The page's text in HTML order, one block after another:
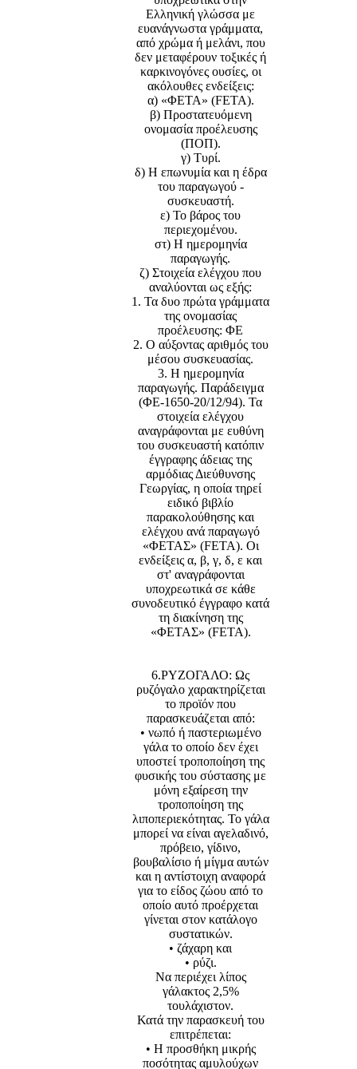
Ελληνική γλώσσα με
ευανάγνωστα γράμματα,
από χρώμα ή μελάνι, που
δεν μεταφέρουν τοξικές ή
καρκινογόνες ουσίες, οι
ακόλουθες ενδείξεις:
α) «ΦΕΤΑ» (FETA).
β) Προστατευόμενη
ονομασία προέλευσης
(ΠΟΠ).
γ) Τυρί.
δ) Η επωνυμία και η έδρα
του παραγωγού -
συσκευαστή.
ε) Το βάρος του
περιεχομένου.
στ) Η ημερομηνία
παραγωγής.
ζ) Στοιχεία ελέγχου που
αναλύονται ως εξής:
1. Τα δυο πρώτα γράμματα
της ονομασίας
προέλευσης: ΦΕ
2. Ο αύξοντας αριθμός του
μέσου συσκευασίας.
3. Η ημερομηνία
παραγωγής. Παράδειγμα
(ΦΕ-1650-20/12/94). Τα
στοιχεία ελέγχου
αναγράφονται με ευθύνη
του συσκευαστή κατόπιν
έγγραφης άδειας της
αρμόδιας Διεύθυνσης
Γεωργίας, η οποία τηρεί
ειδικό βιβλίο
παρακολούθησης και
ελέγχου ανά παραγωγό
«ΦΕΤΑΣ» (FETA). Οι
ενδείξεις α, β, γ, δ, ε και
στ' αναγράφονται
υποχρεωτικά σε κάθε
συνοδευτικό έγγραφο κατά
τη διακίνηση της
«ΦΕΤΑΣ» (FETA).
6.ΡΥΖΟΓΑΛΟ: Ως
ρυζόγαλο χαρακτηρίζεται
το προϊόν που
παρασκευάζεται από:
• νωπό ή παστεριωμένο
γάλα το οποίο δεν έχει
υποστεί τροποποίηση της
φυσικής του σύστασης με
μόνη εξαίρεση την
τροποποίηση της
λιποπεριεκότητας. Το γάλα
μπορεί να είναι αγελαδινό,
πρόβειο, γίδινο,
βουβαλίσιο ή μίγμα αυτών
και η αντίστοιχη αναφορά
για το είδος ζώου από το
οποίο αυτό προέρχεται
γίνεται στον κατάλογο
συστατικών.
• ζάχαρη και
• ρύζι.
Nα περιέχει λίπος
γάλακτος 2,5%
τουλάχιστον.
Κατά την παρασκευή του
επιτρέπεται:
• Η προσθήκη μικρής
ποσότητας αμυλούχων